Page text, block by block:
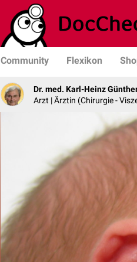
Community Flexikon
Dr. med. Karl-Heinz
Arzt | Ärztin (Chirurgie -